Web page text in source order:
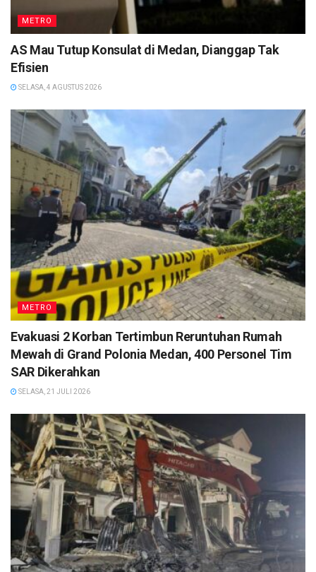
METRO
AS Mau Tutup Konsulat di Medan, Dianggap Tak
Efisien
SELASA, 4 AGUSTUS 2026
METRO
Evakuasi 2 Korban Tertimbun Reruntuhan Rumah
Mewah di Grand Polonia Medan, 400 Personel Tim
SAR Dikerahkan
SELASA, 21 JULI 2026